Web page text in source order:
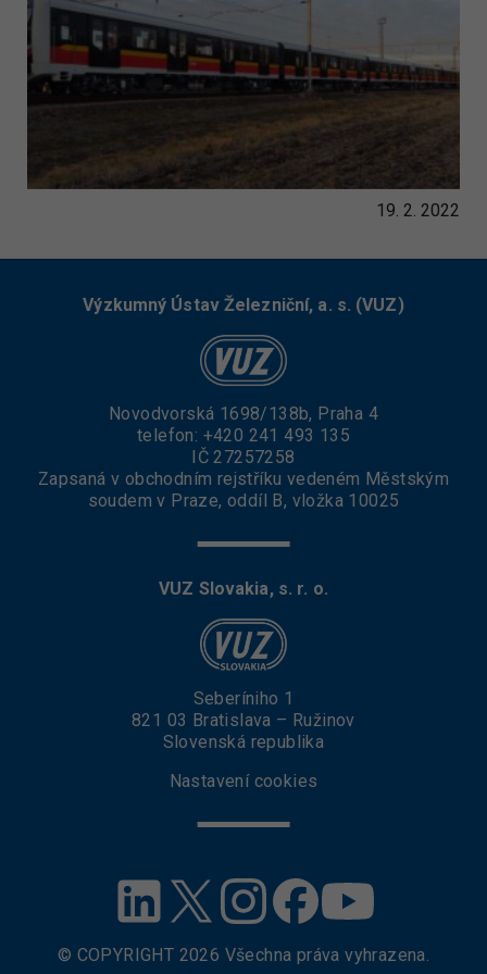
19. 2. 2022
Výzkumný Ústav Železniční, a. s. (VUZ)
Novodvorská 1698/138b, Praha 4
telefon: +420 241 493 135
IČ 27257258
Zapsaná v obchodním rejstříku vedeném Městským
soudem v Praze, oddíl B, vložka 10025
© COPYRIGHT 2026 Všechna práva vyhrazena.
VUZ Slovakia, s. r. o.
Seberíniho 1
821 03 Bratislava – Ružinov
Slovenská republika
Nastavení cookies